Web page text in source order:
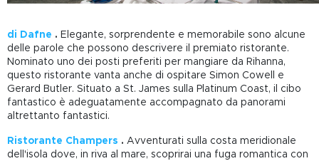
di Dafne . Elegante, sorprendente e memorabile sono alcune
delle parole che possono descrivere il premiato ristorante.
Nominato uno dei posti preferiti per mangiare da Rihanna,
questo ristorante vanta anche di ospitare Simon Cowell e
Gerard Butler. Situato a St. James sulla Platinum Coast, il cibo
fantastico è adeguatamente accompagnato da panorami
altrettanto fantastici.
Ristorante Champers . Avventurati sulla costa meridionale
dell'isola dove, in riva al mare, scoprirai una fuga romantica con